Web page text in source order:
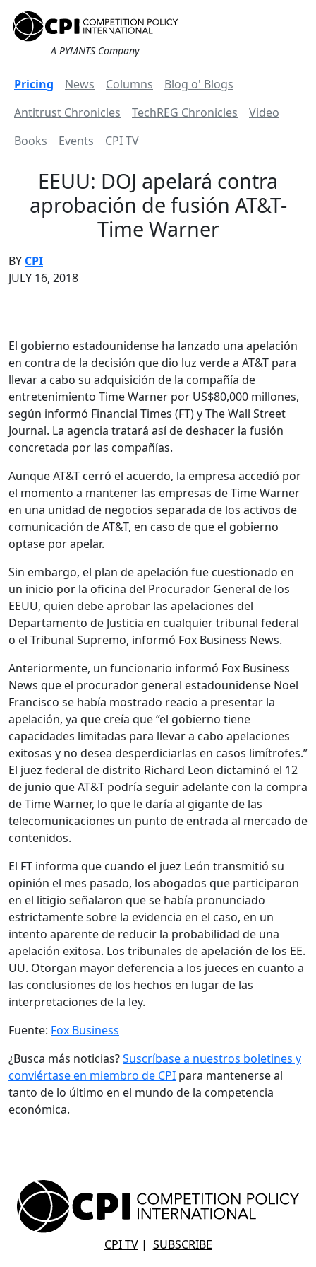
A PYMNTS Company
Pricing News Columns
Blog o' Blogs
Antitrust Chronicles
TechREG Chronicles
Video
Books
Events CPI TV
EEUU: DOJ apelará contra
aprobación de fusión AT&T-
Time Warner
BY CPI
JULY 16, 2018
El gobierno estadounidense ha lanzado una apelación
en contra de la decisión que dio luz verde a AT&T para
llevar a cabo su adquisición de la compañía de
entretenimiento Time Warner por US$80,000 millones,
según informó Financial Times (FT) y The Wall Street
Journal. La agencia tratará así de deshacer la fusión
concretada por las compañías.
Aunque AT&T cerró el acuerdo, la empresa accedió por
el momento a mantener las empresas de Time Warner
en una unidad de negocios separada de los activos de
comunicación de AT&T, en caso de que el gobierno
optase por apelar.
Sin embargo, el plan de apelación fue cuestionado en
un inicio por la oficina del Procurador General de los
EEUU, quien debe aprobar las apelaciones del
Departamento de Justicia en cualquier tribunal federal
o el Tribunal Supremo, informó Fox Business News.
Anteriormente, un funcionario informó Fox Business
News que el procurador general estadounidense Noel
Francisco se había mostrado reacio a presentar la
apelación, ya que creía que “el gobierno tiene
capacidades limitadas para llevar a cabo apelaciones
exitosas y no desea desperdiciarlas en casos limítrofes.”
El juez federal de distrito Richard Leon dictaminó el 12
de junio que AT&T podría seguir adelante con la compra
de Time Warner, lo que le daría al gigante de las
telecomunicaciones un punto de entrada al mercado de
contenidos.
El FT informa que cuando el juez León transmitió su
opinión el mes pasado, los abogados que participaron
en el litigio señalaron que se había pronunciado
estrictamente sobre la evidencia en el caso, en un
intento aparente de reducir la probabilidad de una
apelación exitosa. Los tribunales de apelación de los EE.
UU. Otorgan mayor deferencia a los jueces en cuanto a
las conclusiones de los hechos en lugar de las
interpretaciones de la ley.
Fuente: Fox Business
¿Busca más noticias?Suscríbase a nuestros boletines y
conviértase en miembro de CPI para mantenerse al
tanto de lo último en el mundo de la competencia
económica.
CPI TV| SUBSCRIBE